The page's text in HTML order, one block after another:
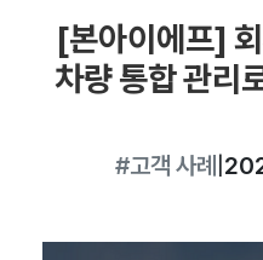
[본아이에프]
차량 통합 관리
#고객 사례